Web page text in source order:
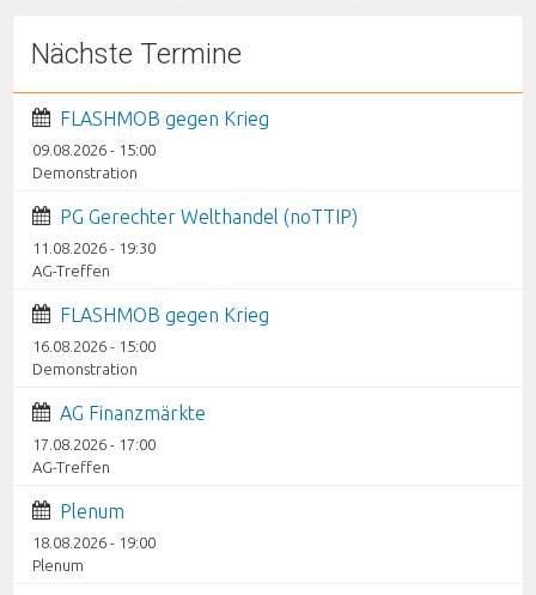
Nächste Termine
FLASHMOB gegen Krieg
09.08.2026 - 15:00
Demonstration
PG Gerechter Welthandel (noTTIP)
11.08.2026 - 19:30
AG-Treffen
FLASHMOB gegen Krieg
16.08.2026 - 15:00
Demonstration
AG Finanzmärkte
17.08.2026 - 17:00
AG-Treffen
Plenum
18.08.2026 - 19:00
Plenum